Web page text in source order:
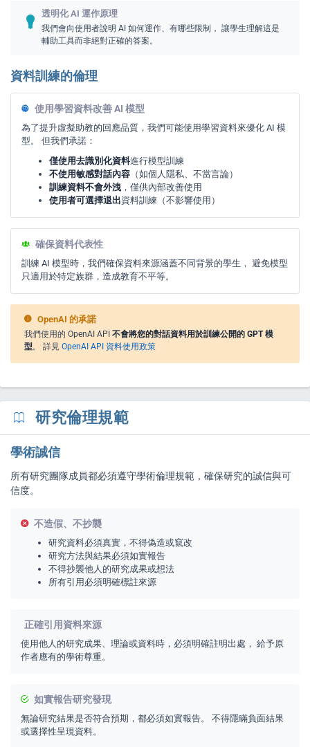
透明化 AI 運作原理
我們會向使用者說明 AI 如何運作、有哪些限制， 讓學生理解這是
輔助工具而非絕對正確的答案。
資料訓練的倫理
使用學習資料改善 AI 模型
為了提升虛擬助教的回應品質，我們可能使用學習資料來優化 AI 模
型。 但我們承諾：
僅使用去識別化資料進行模型訓練
不使用敏感對話內容 （如個人隱私、不當言論）
訓練資料不會外洩 ，僅供內部改善使用
使用者可選擇退出資料訓練（不影響使用）
確保資料代表性
訓練 AI 模型時，我們確保資料來源涵蓋不同背景的學生， 避免模型
只適用於特定族群，造成教育不平等。
OpenAI 的承諾
我們使用的 OpenAI API 不會將您的對話資料用於訓練公開的 GPT 模
型。 詳見 OpenAI API 資料使用政策
研究倫理規範
學術誠信
所有研究團隊成員都必須遵守學術倫理規範，確保研究的誠信與可
信度。
不造假、不抄襲
研究資料必須真實，不得偽造或竄改
研究方法與結果必須如實報告
不得抄襲他人的研究成果或想法
所有引用必須明確標註來源
正確引用資料來源
使用他人的研究成果、理論或資料時，必須明確註明出處， 給予原
作者應有的學術尊重。
如實報告研究發現
無論研究結果是否符合預期，都必須如實報告。 不得隱瞞負面結果
或選擇性呈現資料。